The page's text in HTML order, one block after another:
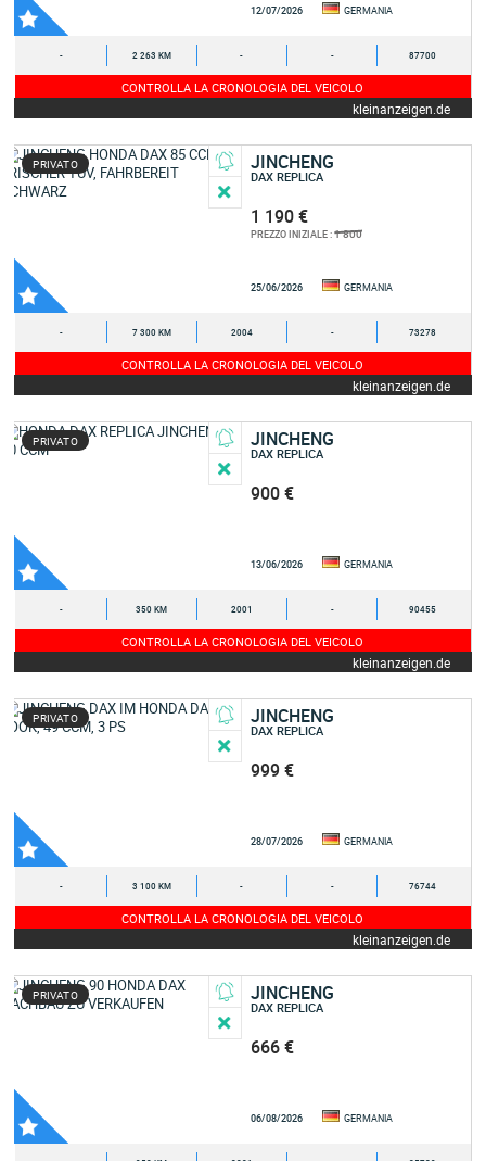
12/07/2026 GERMANIA
- 2 263 KM - - 87700
CONTROLLA LA CRONOLOGIA DEL VEICOLO
kleinanzeigen.de
PRIVATO JINCHENG
DAX REPLICA
1 190 €
PREZZO INIZIALE :1 800
25/06/2026 GERMANIA
- 7 300 KM 2004 - 73278
CONTROLLA LA CRONOLOGIA DEL VEICOLO
kleinanzeigen.de
PRIVATO JINCHENG
DAX REPLICA
900 €
13/06/2026 GERMANIA
- 350 KM 2001 - 90455
CONTROLLA LA CRONOLOGIA DEL VEICOLO
kleinanzeigen.de
PRIVATO JINCHENG
DAX REPLICA
999 €
28/07/2026 GERMANIA
- 3 100 KM - - 76744
CONTROLLA LA CRONOLOGIA DEL VEICOLO
kleinanzeigen.de
PRIVATO JINCHENG
DAX REPLICA
666 €
06/08/2026 GERMANIA